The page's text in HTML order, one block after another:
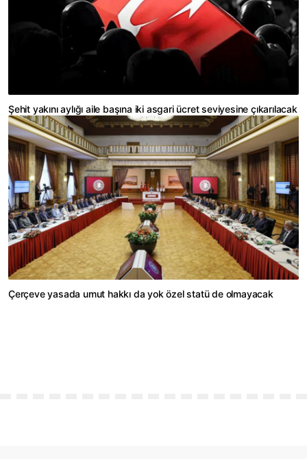
Şehit yakını aylığı aile başına iki asgari ücret seviyesine çıkarılacak
Çerçeve yasada umut hakkı da yok özel statü de olmayacak